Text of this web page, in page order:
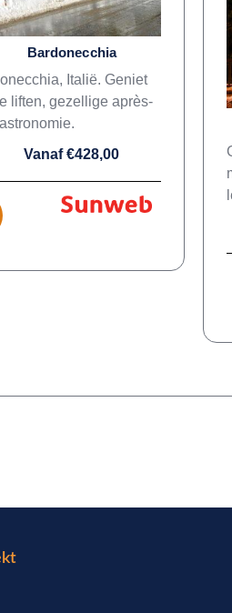
Bardonecchia
Italië. Geniet
liften, gezellige après-
Vanaf €428,00